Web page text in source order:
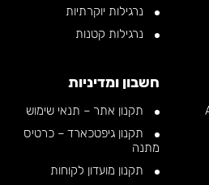
נרגילות יוקרתיות
נרגילות קטנות
חשבון ומדיניות
תקנון אתר – תנאי שימוש
תקנון גיפטכארד – כרטיס
מתנה
תקנון מועדון לקוחות